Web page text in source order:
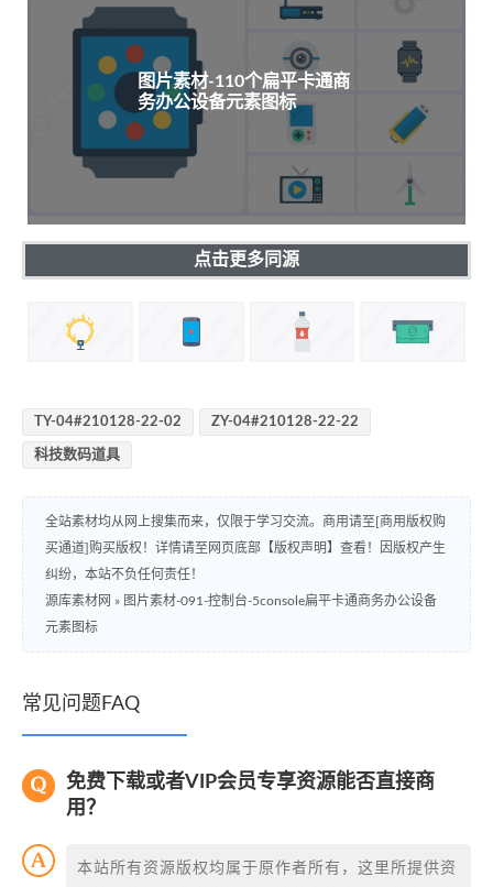
图片素材-110个扁平卡通商
务办公设备元素图标
点击更多同源
TY-04#210128-22-02 ZY-04#210128-22-22
科技数码道具
全站素材均从网上搜集而来，仅限于学习交流。商用请至[商用版权购
买通道]购买版权！详情请至网页底部【版权声明】查看！因版权产生
纠纷，本站不负任何责任！
源库素材网 » 图片素材-091-控制台-5console扁平卡通商务办公设备
元素图标
常见问题FAQ
免费下载或者VIP会员专享资源能否直接商
用？
本站所有资源版权均属于原作者所有，这里所提供资